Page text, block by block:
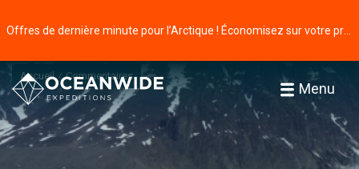
Menu
Accueil Commentaires